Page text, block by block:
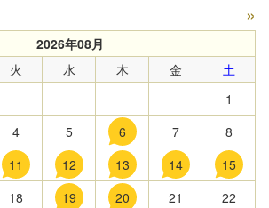
»
2026年08月
火 水 木 金
土
1
4 5 6 7
8
11 12 13 14
15
18 19 20 21
22